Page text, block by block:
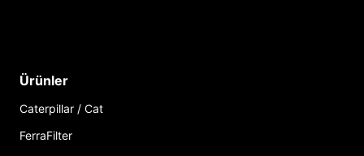
Ürünler
Caterpillar / Cat
FerraFilter